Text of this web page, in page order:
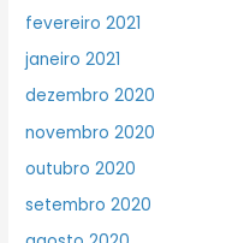
fevereiro 2021
janeiro 2021
dezembro 2020
novembro 2020
outubro 2020
setembro 2020